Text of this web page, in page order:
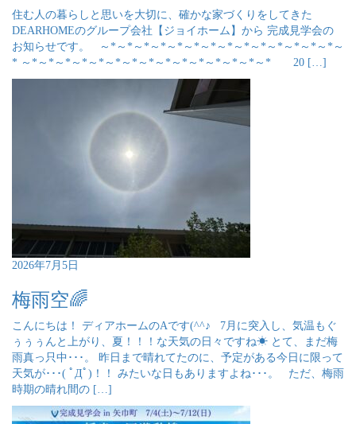
住む人の暮らしと思いを大切に、確かな家づくりをしてきた
DEARHOMEのグループ会社【ジョイホーム】から 完成見学会の
お知らせです。 ～*～*～*～*～*～*～*～*～*～*～*～*～*～*～
* ～*～*～*～*～*～*～*～*～*～*～*～*～*～*～* 20 […]
2026年7月5日
梅雨空🌈
こんにちは！ ディアホームのAです(^^♪ 7月に突入し、気温もぐ
ぅぅぅんと上がり、夏！！！な天気の日々ですね☀ とて、まだ梅
雨真っ只中･･･。 昨日まで晴れてたのに、予定がある今日に限って
天気が･･･( ﾟДﾟ)！！ みたいな日もありますよね･･･。 ただ、梅雨
時期の晴れ間の […]